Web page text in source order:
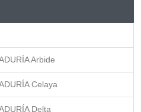
Arbide
Celaya
Delta